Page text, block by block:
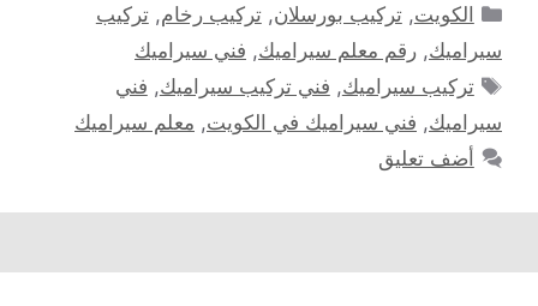
التصنيفات
الكويت,تركيب بورسلان,تركيب رخام,تركيب
سيراميك, رقم معلم سيراميك, فني سيراميك
الوسوم
تركيب سيراميك, فني تركيب سيراميك, فني
سيراميك, فني سيراميك في الكويت, معلم سيراميك
أضف تعليق